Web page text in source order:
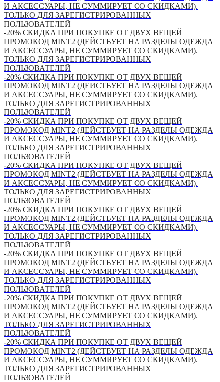
И АКСЕССУАРЫ, НЕ СУММИРУЕТ СО СКИДКАМИ).
ТОЛЬКО ДЛЯ ЗАРЕГИСТРИРОВАННЫХ
ПОЛЬЗОВАТЕЛЕЙ
-20% СКИДКА ПРИ ПОКУПКЕ ОТ ДВУХ ВЕЩЕЙ
ПРОМОКОД MINT2 (ДЕЙСТВУЕТ НА РАЗДЕЛЫ ОДЕЖДА
И АКСЕССУАРЫ, НЕ СУММИРУЕТ СО СКИДКАМИ).
ТОЛЬКО ДЛЯ ЗАРЕГИСТРИРОВАННЫХ
ПОЛЬЗОВАТЕЛЕЙ
-20% СКИДКА ПРИ ПОКУПКЕ ОТ ДВУХ ВЕЩЕЙ
ПРОМОКОД MINT2 (ДЕЙСТВУЕТ НА РАЗДЕЛЫ ОДЕЖДА
И АКСЕССУАРЫ, НЕ СУММИРУЕТ СО СКИДКАМИ).
ТОЛЬКО ДЛЯ ЗАРЕГИСТРИРОВАННЫХ
ПОЛЬЗОВАТЕЛЕЙ
-20% СКИДКА ПРИ ПОКУПКЕ ОТ ДВУХ ВЕЩЕЙ
ПРОМОКОД MINT2 (ДЕЙСТВУЕТ НА РАЗДЕЛЫ ОДЕЖДА
И АКСЕССУАРЫ, НЕ СУММИРУЕТ СО СКИДКАМИ).
ТОЛЬКО ДЛЯ ЗАРЕГИСТРИРОВАННЫХ
ПОЛЬЗОВАТЕЛЕЙ
-20% СКИДКА ПРИ ПОКУПКЕ ОТ ДВУХ ВЕЩЕЙ
ПРОМОКОД MINT2 (ДЕЙСТВУЕТ НА РАЗДЕЛЫ ОДЕЖДА
И АКСЕССУАРЫ, НЕ СУММИРУЕТ СО СКИДКАМИ).
ТОЛЬКО ДЛЯ ЗАРЕГИСТРИРОВАННЫХ
ПОЛЬЗОВАТЕЛЕЙ
-20% СКИДКА ПРИ ПОКУПКЕ ОТ ДВУХ ВЕЩЕЙ
ПРОМОКОД MINT2 (ДЕЙСТВУЕТ НА РАЗДЕЛЫ ОДЕЖДА
И АКСЕССУАРЫ, НЕ СУММИРУЕТ СО СКИДКАМИ).
ТОЛЬКО ДЛЯ ЗАРЕГИСТРИРОВАННЫХ
ПОЛЬЗОВАТЕЛЕЙ
-20% СКИДКА ПРИ ПОКУПКЕ ОТ ДВУХ ВЕЩЕЙ
ПРОМОКОД MINT2 (ДЕЙСТВУЕТ НА РАЗДЕЛЫ ОДЕЖДА
И АКСЕССУАРЫ, НЕ СУММИРУЕТ СО СКИДКАМИ).
ТОЛЬКО ДЛЯ ЗАРЕГИСТРИРОВАННЫХ
ПОЛЬЗОВАТЕЛЕЙ
-20% СКИДКА ПРИ ПОКУПКЕ ОТ ДВУХ ВЕЩЕЙ
ПРОМОКОД MINT2 (ДЕЙСТВУЕТ НА РАЗДЕЛЫ ОДЕЖДА
И АКСЕССУАРЫ, НЕ СУММИРУЕТ СО СКИДКАМИ).
ТОЛЬКО ДЛЯ ЗАРЕГИСТРИРОВАННЫХ
ПОЛЬЗОВАТЕЛЕЙ
-20% СКИДКА ПРИ ПОКУПКЕ ОТ ДВУХ ВЕЩЕЙ
ПРОМОКОД MINT2 (ДЕЙСТВУЕТ НА РАЗДЕЛЫ ОДЕЖДА
И АКСЕССУАРЫ, НЕ СУММИРУЕТ СО СКИДКАМИ).
ТОЛЬКО ДЛЯ ЗАРЕГИСТРИРОВАННЫХ
ПОЛЬЗОВАТЕЛЕЙ